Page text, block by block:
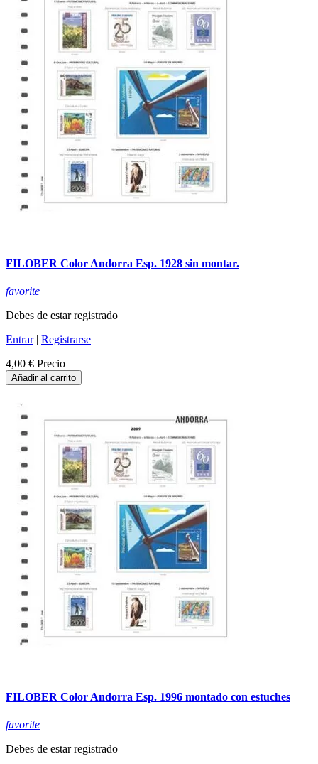
FILOBER Color Andorra Esp. 1928 sin montar.
favorite
Debes de estar registrado
Entrar| Registrarse
4,00 € Precio
Añadir al carrito
FILOBER Color Andorra Esp. 1996 montado con estuches
favorite
Debes de estar registrado